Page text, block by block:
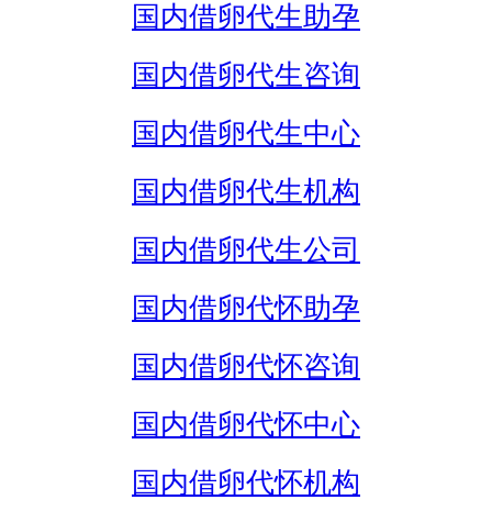
国内借卵代生助孕
国内借卵代生咨询
国内借卵代生中心
国内借卵代生机构
国内借卵代生公司
国内借卵代怀助孕
国内借卵代怀咨询
国内借卵代怀中心
国内借卵代怀机构